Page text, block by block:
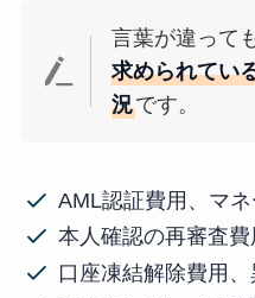
言葉が違って
求められてい
況です。
AML認証費用、マネ
本人確認の再審査費
口座凍結解除費用、